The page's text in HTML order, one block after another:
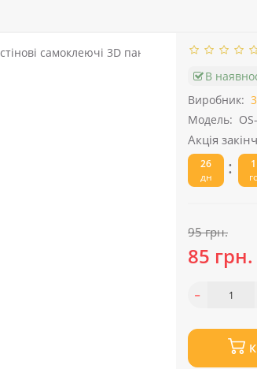
В
Виробник:
Модель:
Акція
26
дн
:
95 грн.
85 грн.